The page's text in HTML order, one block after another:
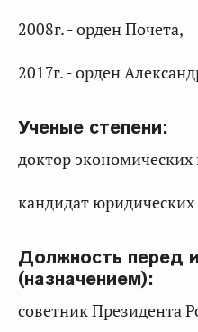
2008г. - орден Почета,
2017г. - орден
Ученые степени:
доктор экономических
кандидат юридических
Должность перед
(назначением):
советник Президента